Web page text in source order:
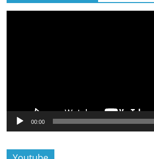
00:00